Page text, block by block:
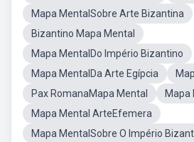
Mapa MentalSobre Arte Bizantina
Bizantino Mapa Mental
Mapa MentalDo Império Bizantino
Mapa MentalDa Arte Egípcia
Pax RomanaMapa Mental
Mapa
Mapa Mental ArteEfemera
Mapa MentalSobre O Império